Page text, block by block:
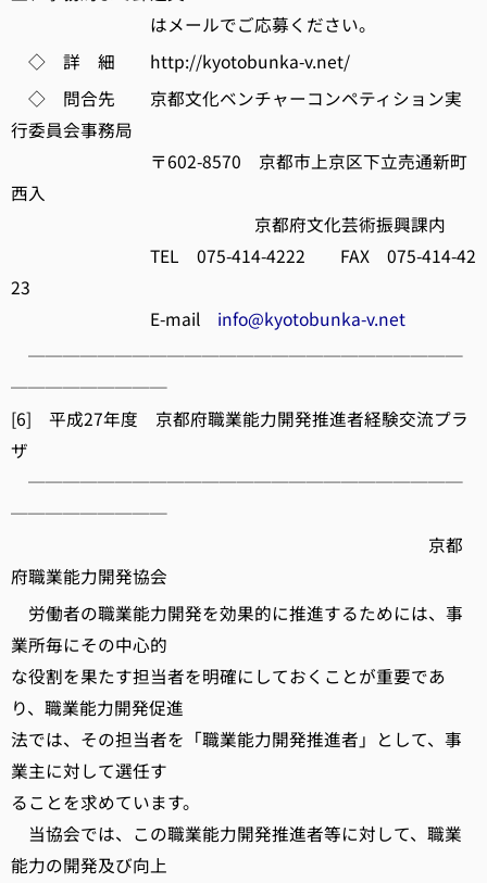
はメールでご応募ください。
◇ 詳 細 http://kyotobunka-v.net/
◇ 問合先 京都文化ベンチャーコンペティション実
行委員会事務局
〒602-8570 京都市上京区下立売通新町
西入
京都府文化芸術振興課内
TEL 075-414-4222 FAX 075-414-42
23
E-mail info@kyotobunka-v.net
─────────────────────────
─────────
[6] 平成27年度 京都府職業能力開発推進者経験交流プラ
ザ
─────────────────────────
─────────
京都
府職業能力開発協会
労働者の職業能力開発を効果的に推進するためには、事
業所毎にその中心的
な役割を果たす担当者を明確にしておくことが重要であ
り、職業能力開発促進
法では、その担当者を「職業能力開発推進者」として、事
業主に対して選任す
ることを求めています。
当協会では、この職業能力開発推進者等に対して、職業
能力の開発及び向上